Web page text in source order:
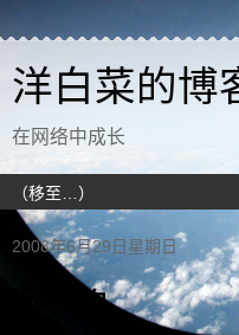
洋白菜的博
在网络中成长
2008年6月29日星期日
近期方向